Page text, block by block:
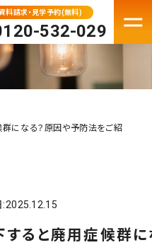
料請求・見学予約(無料)
532-029
人ホーム・介護施設
老人ホーム・介護施設
になる？原因や予防法をご紹
:2025.12.15
すると廃用症候群